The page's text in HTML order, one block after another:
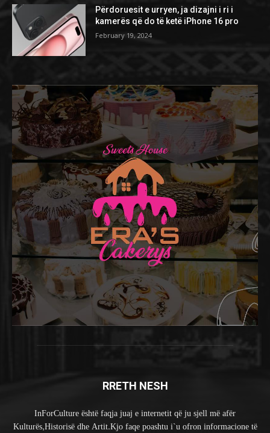
Përdoruesit e urryen, ja dizajni i ri i
kamerës që do të ketë iPhone 16 pro
February 19, 2024
RRETH NESH
InForCulture është faqja juaj e internetit që ju sjell më afër
Kulturës,Historisë dhe Artit.Kjo faqe poashtu i`u ofron informacione të